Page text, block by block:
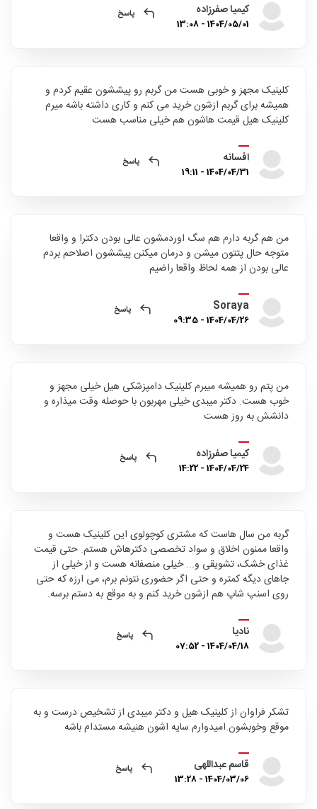
کیمیا صفرزاده
1404/05/01 - 13:08
پاسخ
کلینیک مجهز و خوبی هست من گربم رو پیششون عقیم کردم و
همیشه برای گربم ازشون خرید می کنم و کاری داشته باشه میرم
کلینیک هیل قیمت هاشون هم خیلی مناسب هست
افسانه
1404/04/31 - 19:11
پاسخ
من هم گربه دارم هم سگ اوردمشون عالی بودن دکترا و واقعا
متوجه حال پتتون میشن و درمان میکنن پیششون اصلاحم بردم
عالی بودن از همه لحاظ واقعا راضیم
Soraya
1404/04/26 - 09:35
پاسخ
من پتم رو همیشه میبرم کلینیک دامپزشکی هیل خیلی مجهز و
خوب هست. دکتر میبدی خیلی مهربون با حوصله وقت میذاره و
دانشش به روز هست
کیمیا صفرزاده
1404/04/24 - 14:22
پاسخ
گربه من سال هاست که مشتری کوچولوی این کلینیک هست و
واقعا ممنون اخلاق و سواد تخصصی دکترهاش هستم. حتی قیمت
غذای خشک، تشویقی و... خیلی منصفانه هست و از خیلی از
جاهای دیگه کمتره و حتی اگر حضوری نتونم برم، می ارزه که حتی
روی اسنپ شاپ هم ازشون خرید کنم و به موقع به دستم برسه.
نادیا
1404/04/18 - 07:52
پاسخ
تشکر فراوان از کلینیک هیل و دکتر میبدی از تشخیص درست و به
موقع و‌خوبشون.امیدوارم سایه اشون هنیشه مستدام باشه
قاسم عبداللهی
1404/03/06 - 13:28
پاسخ